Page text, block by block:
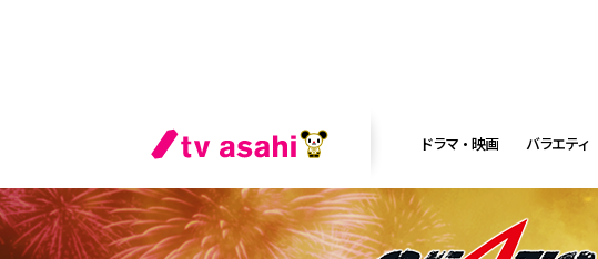
ドラマ・映画 バラエティ